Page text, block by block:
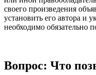
своего произведения
установить его автора и
необходимо обязательно
Вопрос: Что